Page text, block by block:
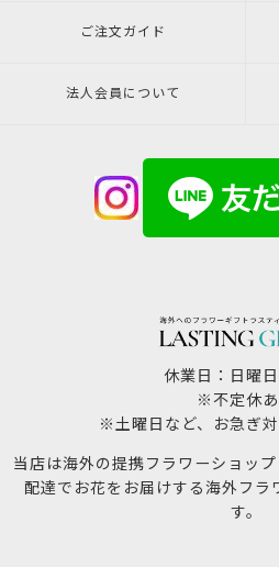
ご注文ガイド
法人会員について
休業日：日曜
※不定休あ
※土曜日など、お急ぎ
当店は海外の提携フラワーショッ
配達でお花をお届けする海外フラ
す。